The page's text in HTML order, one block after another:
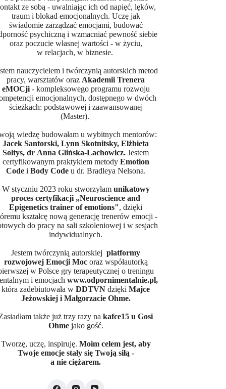
ze sobą - uwalniając ich od napięć, lęków,
traum i blokad emocjonalnych. Uczę jak
świadomie zarządzać emocjami, budować
psychiczną i wzmacniać pewność siebie
oraz poczucie własnej wartości - w życiu,
w relacjach, w biznesie.
nauczycielem i twórczynią autorskich metod
pracy, warsztatów oraz Akademii Trenera
eMOCji- kompleksowego programu rozwoju
emocjonalnych, dostępnego w dwóch
ścieżkach: podstawowej i zaawansowanej
(Master).
wiedzę budowałam u wybitnych mentorów:
Jacek Santorski, Lynn Skotnitsky, Elżbieta
Sołtys, dr Anna Glińska-Lachowicz.Jestem
certyfikowanym praktykiem metody Emotion
Codei Body Codeu dr. Bradleya Nelsona.
W styczniu 2023 roku stworzyłam unikatowy
proces certyfikacji „Neuroscience and
Epigenetics trainer of emotions", dzięki
kształcę nową generację trenerów emocji -
do pracy na sali szkoleniowej i w sesjach
indywidualnych.
Jestem twórczynią autorskiejplatformy
rozwojowej Emocji Mocoraz współautorką
w Polsce gry terapeutycznej o treningu
i emocjachwww.odpornimentalnie.pl,
która zadebiutowała wDDTVN dziękiMajce
Jeżowskiej i Małgorzacie Ohme.
także już trzy razy nakafce15 u Gosi
Ohmejako gość.
Tworzę, uczę, inspiruję. Moim celem jest, aby
Twoje emocje stały się Twoją siłą -
a nie ciężarem.